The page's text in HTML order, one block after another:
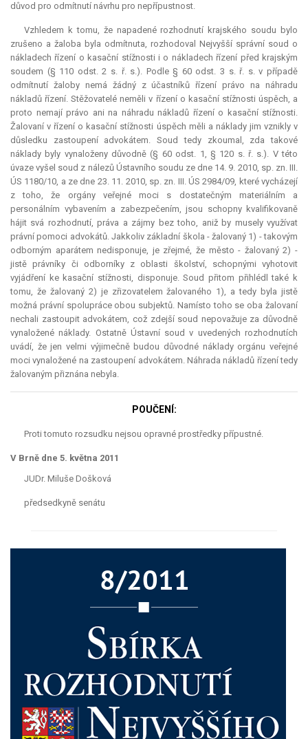
důvod pro odmítnutí návrhu pro nepřípustnost.
Vzhledem k tomu, že napadené rozhodnutí krajského soudu bylo
zrušeno a žaloba byla odmítnuta, rozhodoval Nejvyšší správní soud o
nákladech řízení o kasační stížnosti i o nákladech řízení před krajským
soudem (§ 110 odst. 2 s. ř. s.). Podle § 60 odst. 3 s. ř. s. v případě
odmítnutí žaloby nemá žádný z účastníků řízení právo na náhradu
nákladů řízení. Stěžovatelé neměli v řízení o kasační stížnosti úspěch, a
proto nemají právo ani na náhradu nákladů řízení o kasační stížnosti.
Žalovaní v řízení o kasační stížnosti úspěch měli a náklady jim vznikly v
důsledku zastoupení advokátem. Soud tedy zkoumal, zda takové
náklady byly vynaloženy důvodně (§ 60 odst. 1, § 120 s. ř. s.). V této
úvaze vyšel soud z nálezů Ústavního soudu ze dne 14. 9. 2010, sp. zn. III.
ÚS 1180/10, a ze dne 23. 11. 2010, sp. zn. III. ÚS 2984/09, které vycházejí
z toho, že orgány veřejné moci s dostatečným materiálním a
personálním vybavením a zabezpečením, jsou schopny kvalifikovaně
hájit svá rozhodnutí, práva a zájmy bez toho, aniž by musely využívat
právní pomoci advokátů. Jakkoliv základní škola - žalovaný 1) - takovým
odborným aparátem nedisponuje, je zřejmé, že město - žalovaný 2) -
jistě právníky či odborníky z oblasti školství, schopnými vyhotovit
vyjádření ke kasační stížnosti, disponuje. Soud přitom přihlédl také k
tomu, že žalovaný 2) je zřizovatelem žalovaného 1), a tedy byla jistě
možná právní spolupráce obou subjektů. Namísto toho se oba žalovaní
nechali zastoupit advokátem, což zdejší soud nepovažuje za důvodně
vynaložené náklady. Ostatně Ústavní soud v uvedených rozhodnutích
uvádí, že jen velmi výjimečně budou důvodné náklady orgánu veřejné
moci vynaložené na zastoupení advokátem. Náhrada nákladů řízení tedy
žalovaným přiznána nebyla.
POUČENÍ:
Proti tomuto rozsudku nejsou opravné prostředky přípustné.
V Brně dne 5. května 2011
JUDr. Miluše Došková
předsedkyně senátu